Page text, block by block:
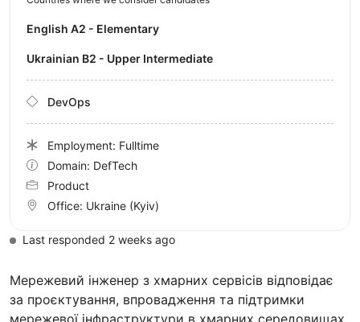
Мережевий інженер з хмарних сервісів відповідає
за проєктування, впровадження та підтримки
мережевої інфраструктури в хмарних середовищах
English A2 - Elementary
Ukrainian B2 - Upper Intermediate
DevOps
Employment: Fulltime
Domain: DefTech
Product
Office: Ukraine (Kyiv)
Last responded 2 weeks ago